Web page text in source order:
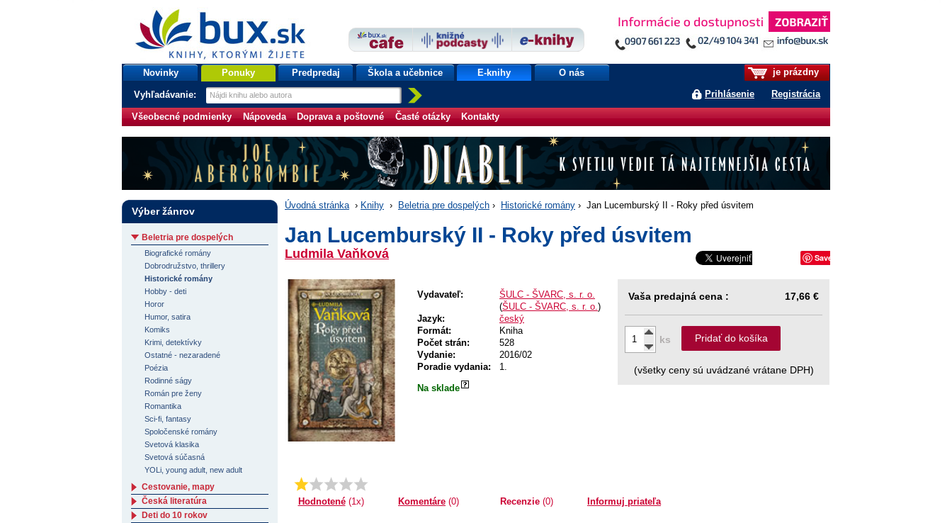
bux.sk
knihy, ktorými žijete
Úvodná stránka
je prázdny
Prihlásenie Registrácia
Novinky Ponuky Predpredaj Škola a učebnice E-knihy O nás
Vyhľadávanie:
Všeobecné podmienky Nápoveda Doprava a poštovné Časté otázky Kontakty
Úvodná stránka › Knihy › Beletria pre dospelých › Historické romány › Jan Lucemburský II - Roky před úsvitem
Jan Lucemburský II - Roky před úsvitem
Ludmila Vaňková Save
Vydavateľ:
ŠULC - ŠVARC, s. r. o.
(ŠULC - ŠVARC, s. r. o.)
Jazyk:
český
Formát:
Kniha
Počet strán:
528
Vydanie:
2016/02
Poradie vydania:
1.
Na sklade
Vaša predajná cena : 17,66 €
ks Pridať do košíka
(všetky ceny sú uvádzané vrátane DPH)
Priemer:
1.0
Hodnotené(1x) Komentáre (0) Recenzie(0) Informuj priateľa
Výber žánrov
Beletria pre dospelých
Biografické romány
Dobrodružstvo, thrillery
Historické romány
Hobby - deti
Horor
Humor, satira
Komiks
Krimi, detektívky
Ostatné - nezaradené
Poézia
Rodinné ságy
Román pre ženy
Romantika
Sci-fi, fantasy
Spoločenské romány
Svetová klasika
Svetová súčasná
YOLi, young adult, new adult
Cestovanie, mapy
Česká literatúra
Deti do 10 rokov